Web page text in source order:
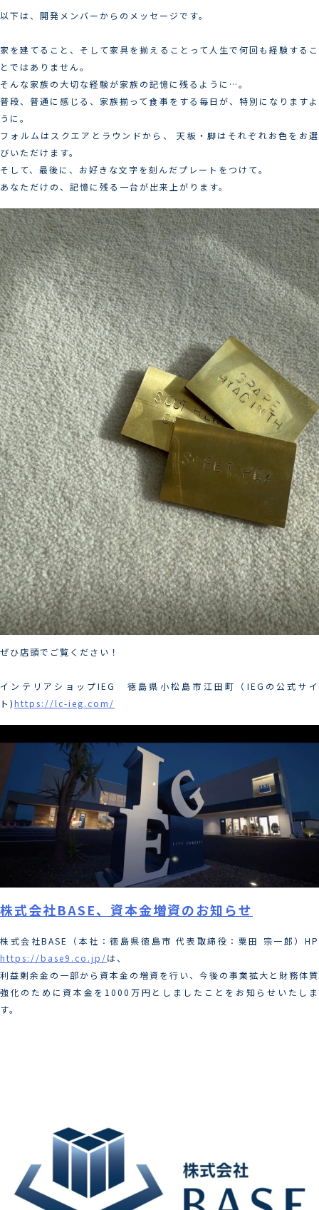
以下は、開発メンバーからのメッセージです。
家を建てること、そして家具を揃えることって人生で何回も経験するこ
とではありません。
そんな家族の大切な経験が家族の記憶に残るように…。
普段、普通に感じる、家族揃って食事をする毎日が、特別になりますよ
うに。
フォルムはスクエアとラウンドから、 天板・脚はそれぞれお色をお選
びいただけます。
そして、最後に、お好きな文字を刻んだプレートをつけて。
あなただけの、記憶に残る一台が出来上がります。
ぜひ店頭でご覧ください！
インテリアショップIEG 徳島県小松島市江田町（IEGの公式サイ
ト)https://lc-ieg.com/
株式会社BASE、資本金増資のお知らせ
株式会社BASE（本社：徳島県徳島市 代表取締役：粟田 宗一郎）HP
https://base9.co.jp/は、
利益剰余金の一部から資本金の増資を行い、今後の事業拡大と財務体質
強化のために資本金を1000万円としましたことをお知らせいたしま
す。